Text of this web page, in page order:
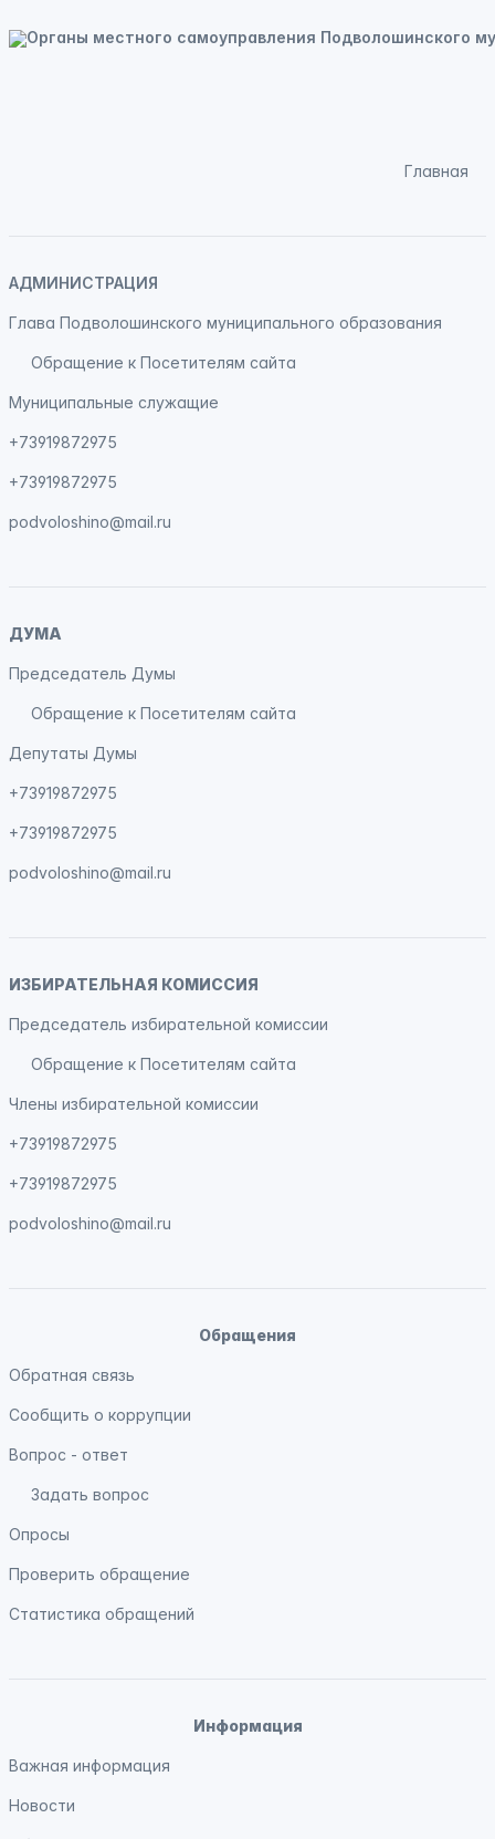
Главная
АДМИНИСТРАЦИЯ
Глава Подволошинского муниципального образования
Обращение к Посетителям сайта
Муниципальные служащие
+73919872975
+73919872975
podvoloshino@mail.ru
ДУМА
Председатель Думы
Обращение к Посетителям сайта
Депутаты Думы
+73919872975
+73919872975
podvoloshino@mail.ru
ИЗБИРАТЕЛЬНАЯ КОМИССИЯ
Председатель избирательной комиссии
Обращение к Посетителям сайта
Члены избирательной комиссии
+73919872975
+73919872975
podvoloshino@mail.ru
Обращения
Обратная связь
Сообщить о коррупции
Вопрос - ответ
Задать вопрос
Опросы
Проверить обращение
Статистика обращений
Информация
Важная информация
Новости